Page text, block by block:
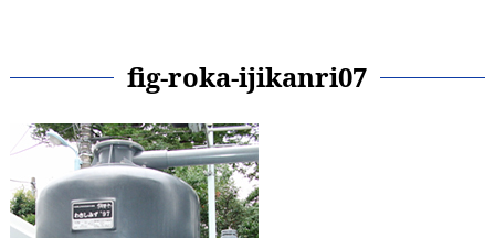
fig-roka-ijikanri07